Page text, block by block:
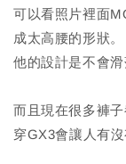
可以看照片裡面
成太高腰的形狀。
他的設計是不會
而且現在很多褲
穿GX3會讓人有沒